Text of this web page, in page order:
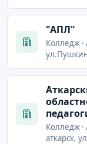
"АПЛ"
Колледж ·
Колледж ·
аткарск,